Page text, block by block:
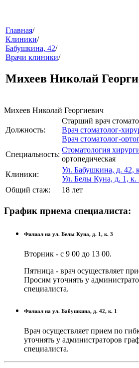
меню
клиники
Главная/
Клиники/
Бабушкина, 42/
Врачи клиники/
Михеев Николай
Михеев Николай Георгиевич
Должность:
Старший врач
Врач стоматолог-
Врач стоматолог-
Специальность:
Стоматология
ортопедическая
Клиники:
Ул. Бабушкина, д. 42,
Ул. Белы Куна, д. 1, к.
Общий стаж:
18 лет
График приема специалиста:
Филиал на ул. Белы Куна, д. 1, к. 3
Вторник - с 9 00 до 13 00.
Пятница - врач осуществляет
Просим уточнять у
специалиста.
Филиал на ул. Бабушкина, д. 42, к. 1
Врач осуществляет прием по
уточнять у администраторов
специалиста.